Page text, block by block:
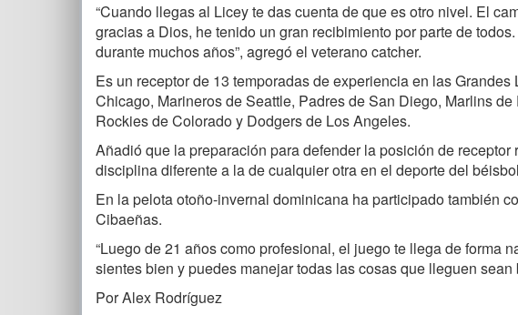
“Cuando llegas al Licey te das cuenta de que es otro nivel. El
gracias a Dios, he tenido un gran recibimiento por parte de
durante muchos años”, agregó el veterano catcher.
Es un receptor de 13 temporadas de experiencia en las
Chicago, Marineros de Seattle, Padres de San Diego, Marlins
Rockies de Colorado y Dodgers de Los Angeles.
Añadió que la preparación para defender la posición de
disciplina diferente a la de cualquier otra en el deporte del
En la pelota otoño-invernal dominicana ha participado también
Cibaeñas.
“Luego de 21 años como profesional, el juego te llega de forma
sientes bien y puedes manejar todas las cosas que lleguen
Por Alex Rodríguez